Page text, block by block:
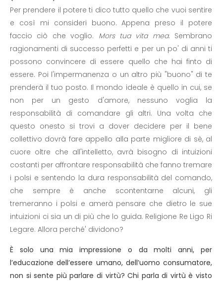
Per prendere il potere ti dico tutto quello che vuoi sentire
e così mi consideri buono. Appena preso il potere
faccio ciò che voglio. Mors tua vita mea. Sembrano
ragionamenti di successo perfetti e per un po' di anni ti
possono convincere di essere quello che hai finto di
essere. Poi l'impermanenza o un altro più "buono" di te
prenderà il tuo posto. Il mondo ideale è quello in cui, se
non per un gesto d'amore, nessuno voglia la
responsabilità di comandare gli altri. Una volta che
questo onesto si trovi a dover decidere per il bene
collettivo dovrà fare appello alla parte migliore di sè, al
cuore oltre che all'intelletto, avrà bisogno di intuizioni
costanti per affrontare responsabilità che fanno tremare
i polsi e sentendo la dura responsabilità del comando,
che sempre è anche scontentarne alcuni, gli
tremeranno i polsi e amerà pensare che dietro le sue
intuizioni ci sia un di più che lo guida. Religione Re Ligo Ri
Legare. Allora perché' dividono?
È solo una mia impressione o da molti anni, per
l’educazione dell’essere umano, dell’uomo consumatore,
non si sente più parlare di virtù? Chi parla di virtù è visto